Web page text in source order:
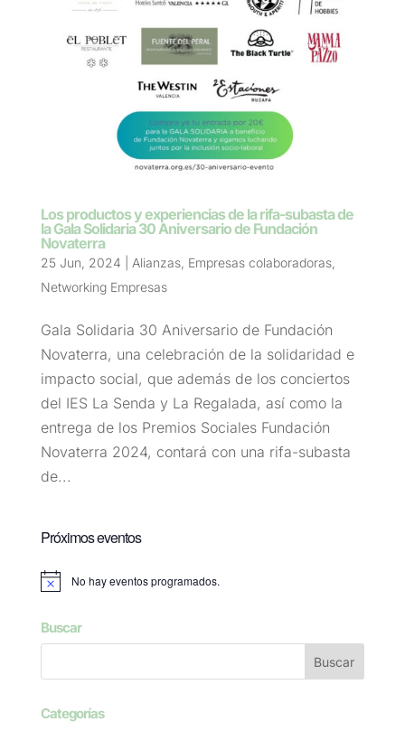
Los productos y experiencias de la rifa-subasta de
la Gala Solidaria 30 Aniversario de Fundación
Novaterra
25 Jun, 2024 Alianzas, Empresas colaboradoras,
Networking Empresas
Gala Solidaria 30 Aniversario de Fundación
Novaterra, una celebración de la solidaridad e
impacto social, que además de los conciertos
del IES La Senda y La Regalada, así como la
entrega de los Premios Sociales Fundación
Novaterra 2024, contará con una rifa-subasta
de...
Próximos eventos
Aviso No hay eventos programados.
Buscar
Categorías